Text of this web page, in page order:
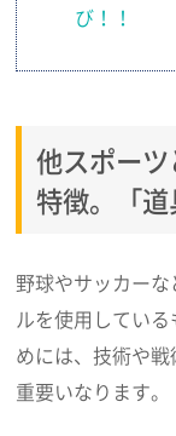
び！！
他スポー
特徴。「道
野球やサッカー
ルを使用してい
めには、技術や
重要いなります。